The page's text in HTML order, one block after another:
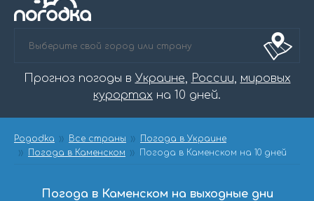
Прогноз погоды в Украине, России, мировых
курортах на 10 дней.
Pogodka Все страны
Погода в Украине
Погода в Каменском
Погода в Каменском на 10 дней
Погода в Каменском на выходные дни